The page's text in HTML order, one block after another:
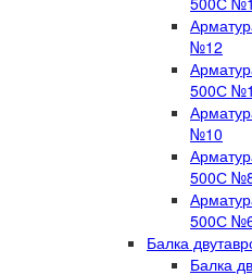
№12
500С
№10
500С
500С
Балка
Балка